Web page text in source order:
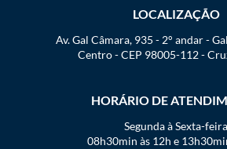
LOCALIZAÇÃO
Av. Gal Câmara, 935 - 2° andar -
Centro - CEP 98005-112 -
HORÁRIO DE
Segunda à Sexta-feira
08h30min às 12h e